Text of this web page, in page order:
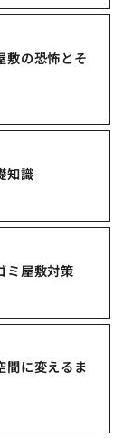
敷の恐怖とそ
知識
ミ屋敷対策
間に変えるま